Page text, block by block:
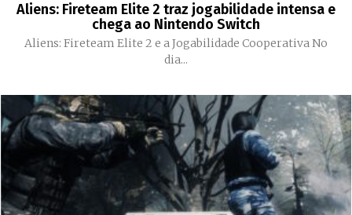
Aliens: Fireteam Elite 2 traz jogabilidade intensa e
chega ao Nintendo Switch
Aliens: Fireteam Elite 2 e a Jogabilidade Cooperativa No
dia...